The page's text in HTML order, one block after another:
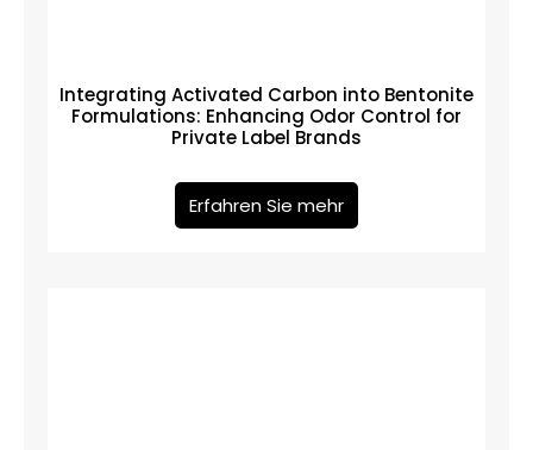
Integrating Activated Carbon into Bentonite
Formulations: Enhancing Odor Control for
Private Label Brands
Erfahren Sie mehr